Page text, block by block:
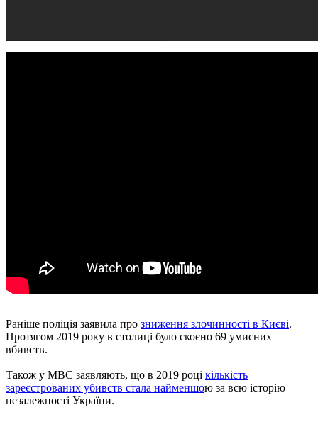
Раніше поліція заявила про зниження злочинності в Києві.
Протягом 2019 року в столиці було скоєно 69 умисних
вбивств.
Також у МВС заявляють, що в 2019 році кількість
зареєстрованих убивств стала найменшою за всю історію
незалежності України.